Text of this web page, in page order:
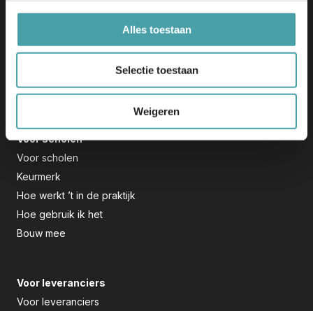
Alles toestaan
Selectie toestaan
Weigeren
Dit initiatief bouwt verder op de uitkomsten van Edu-K en
wordt mede mogelijk gemaakt door het Nationaal
Groeifonds.
Voor scholen
Voor scholen
Keurmerk
Hoe werkt ’t in de praktijk
Hoe gebruik ik het
Bouw mee
Voor leveranciers
Voor leveranciers